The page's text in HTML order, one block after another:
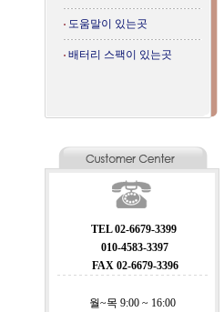
도움말이 있는곳
배터리 스팩이 있는곳
TEL 02-6679-3399
010-4583-3397
FAX 02-6679-3396
월~목 9:00 ~ 16:00